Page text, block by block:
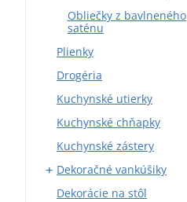
Obliečky z bavlneného
saténu
Plienky
Drogéria
Kuchynské utierky
Kuchynské chňapky
Kuchynské zástery
Dekoračné vankúšiky
Obliečky na vankúše
Dekorácie na stôl